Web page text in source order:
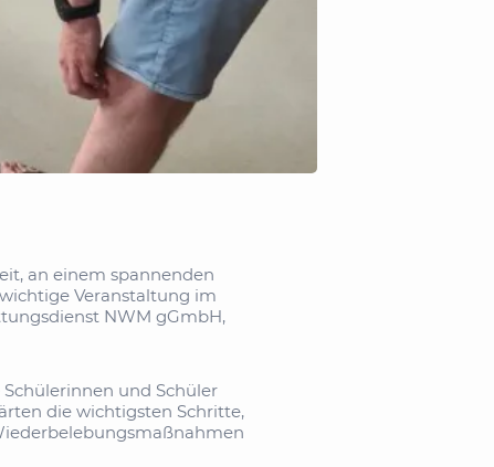
an einem spannenden
Veranstaltung im
NWM gGmbH,
und Schüler
die wichtigsten Schritte,